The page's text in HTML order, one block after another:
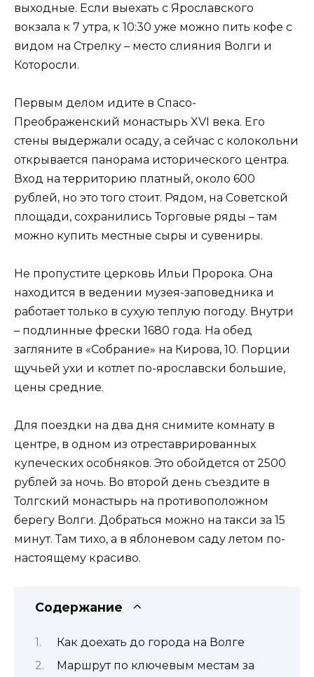
выходные. Если выехать с Ярославского
вокзала к 7 утра, к 10:30 уже можно пить кофе с
видом на Стрелку – место слияния Волги и
Которосли.
Первым делом идите в Спасо-
Преображенский монастырь XVI века. Его
стены выдержали осаду, а сейчас с колокольни
открывается панорама исторического центра.
Вход на территорию платный, около 600
рублей, но это того стоит. Рядом, на Советской
площади, сохранились Торговые ряды – там
можно купить местные сыры и сувениры.
Не пропустите церковь Ильи Пророка. Она
находится в ведении музея-заповедника и
работает только в сухую теплую погоду. Внутри
– подлинные фрески 1680 года. На обед
загляните в «Собрание» на Кирова, 10. Порции
щучьей ухи и котлет по-ярославски большие,
цены средние.
Для поездки на два дня снимите комнату в
центре, в одном из отреставрированных
купеческих особняков. Это обойдется от 2500
рублей за ночь. Во второй день съездите в
Толгский монастырь на противоположном
берегу Волги. Добраться можно на такси за 15
минут. Там тихо, а в яблоневом саду летом по-
настоящему красиво.
Содержание
Как доехать до города на Волге
Маршрут по ключевым местам за